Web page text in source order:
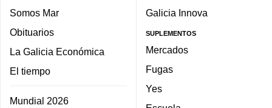
Somos Mar
Obituarios
La Galicia Económica
El tiempo
Mundial 2026
Galicia Innova
SUPLEMENTOS
Mercados
Fugas
Yes